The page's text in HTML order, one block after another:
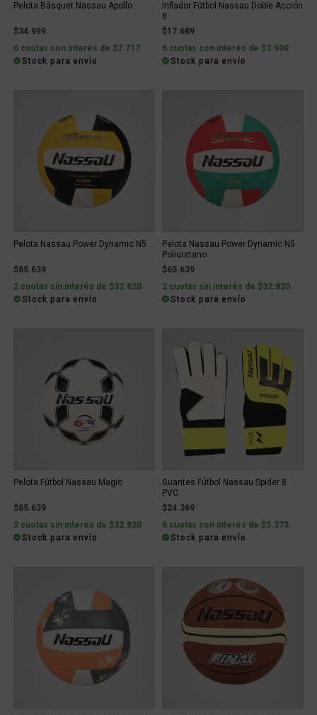
Pelota Básquet Nassau Apollo
$34.999
6 cuotas con interés de $7.717
Stock para envío
Inflador Fútbol Nassau Doble Acción
8
$17.689
6 cuotas con interés de $3.900
Stock para envío
Pelota Nassau Power Dynamic N5
$65.639
2 cuotas sin interés de $32.820
Stock para envío
Pelota Nassau Power Dynamic N5
Poliuretano
$65.639
2 cuotas sin interés de $32.820
Stock para envío
Pelota Fútbol Nassau Magic
$65.639
2 cuotas sin interés de $32.820
Stock para envío
Guantes Fútbol Nassau Spider 8
PVC
$24.369
6 cuotas con interés de $5.373
Stock para envío